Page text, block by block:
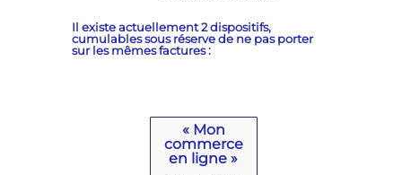
Il existe actuellement 2 dispositifs,
cumulablessous réserve de ne pas porter
sur les mêmes factures:
« Mon
commerce
en ligne »